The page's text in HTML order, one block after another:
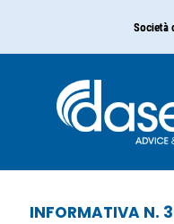
Società
INFORMATIVA N.